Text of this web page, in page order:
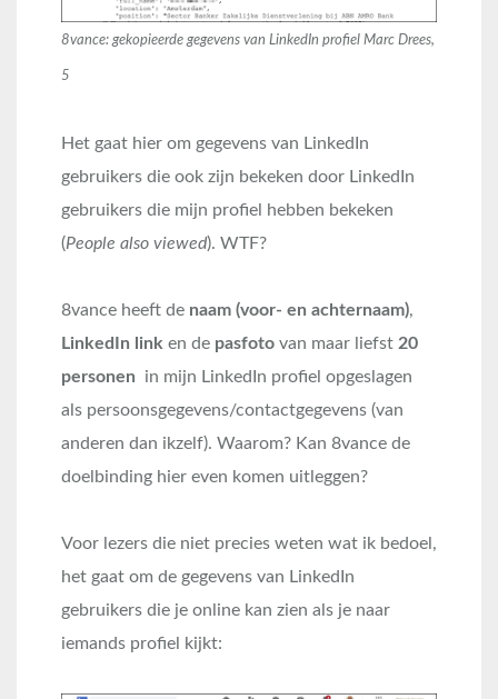
8vance: gekopieerde gegevens van LinkedIn profiel Marc Drees,
5
Het gaat hier om gegevens van LinkedIn
gebruikers die ook zijn bekeken door LinkedIn
gebruikers die mijn profiel hebben bekeken
(People also viewed). WTF?
8vance heeft de naam (voor- en achternaam),
LinkedIn link en de pasfoto van maar liefst 20
personen in mijn LinkedIn profiel opgeslagen
als persoonsgegevens/contactgegevens (van
anderen dan ikzelf). Waarom? Kan 8vance de
doelbinding hier even komen uitleggen?
Voor lezers die niet precies weten wat ik bedoel,
het gaat om de gegevens van LinkedIn
gebruikers die je online kan zien als je naar
iemands profiel kijkt: